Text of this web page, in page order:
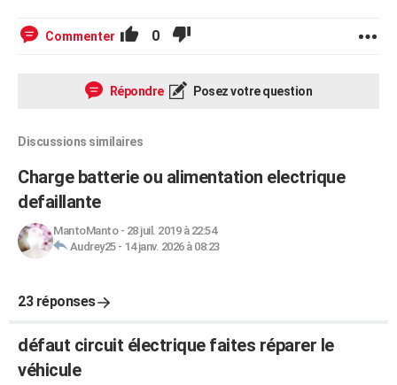
Commenter 0
Répondre Posez votre question
Discussions similaires
Charge batterie ou alimentation electrique
defaillante
MantoManto- 28 juil. 2019 à 22:54
Audrey25- 14 janv. 2026 à 08:23
23 réponses
défaut circuit électrique faites réparer le
véhicule